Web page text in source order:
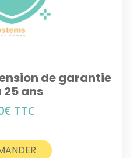
de garantie
25 ans
€ TTC